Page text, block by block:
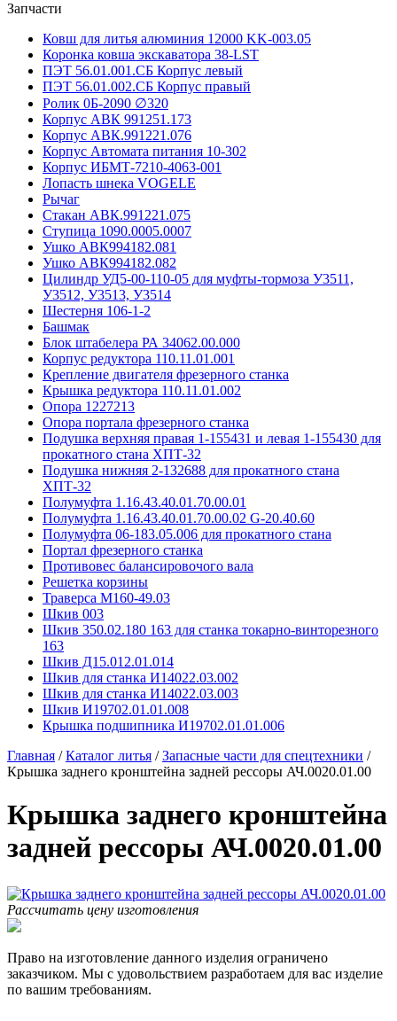
Запчасти
Ковш для литья алюминия 12000 KK-003.05
Коронка ковша экскаватора 38-LST
ПЭТ 56.01.001.СБ Корпус левый
ПЭТ 56.01.002.СБ Корпус правый
Ролик 0Б-2090 ∅320
Корпус АВК 991251.173
Корпус АВК.991221.076
Корпус Автомата питания 10-302
Корпус ИБМТ-7210-4063-001
Лопасть шнека VOGELE
Рычаг
Стакан АВК.991221.075
Ступица 1090.0005.0007
Ушко АВК994182.081
Ушко АВК994182.082
Цилиндр УД5-00-110-05 для муфты-тормоза У3511,
У3512, У3513, У3514
Шестерня 106-1-2
Башмак
Блок штабелера РА 34062.00.000
Корпус редуктора 110.11.01.001
Крепление двигателя фрезерного станка
Крышка редуктора 110.11.01.002
Опора 1227213
Опора портала фрезерного станка
Подушка верхняя правая 1-155431 и левая 1-155430 для
прокатного стана ХПТ-32
Подушка нижняя 2-132688 для прокатного стана
ХПТ-32
Полумуфта 1.16.43.40.01.70.00.01
Полумуфта 1.16.43.40.01.70.00.02 G-20.40.60
Полумуфта 06-183.05.006 для прокатного стана
Портал фрезерного станка
Противовес балансировочого вала
Решетка корзины
Траверса М160-49.03
Шкив 003
Шкив 350.02.180 163 для станка токарно-винторезного
163
Шкив Д15.012.01.014
Шкив для станка И14022.03.002
Шкив для станка И14022.03.003
Шкив И19702.01.01.008
Крышка подшипника И19702.01.01.006
Главная /Каталог литья /Запасные части для спецтехники /
Крышка заднего кронштейна задней рессоры АЧ.0020.01.00
Крышка заднего кронштейна
задней рессоры АЧ.0020.01.00
Рассчитать цену изготовления
Право на изготовление данного изделия ограничено
заказчиком. Мы с удовольствием разработаем для вас изделие
по вашим требованиям.